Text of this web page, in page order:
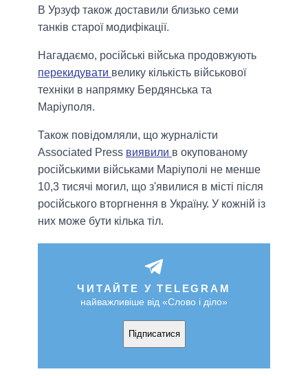
В Урзуф також доставили близько семи
танків старої модифікації.
Нагадаємо, російські війська продовжують
перекидувати велику кількість військової
техніки в напрямку Бердянська та
Маріуполя.
Також повідомляли, що журналісти
Associated Press виявили в окупованому
російськими військами Маріуполі не менше
10,3 тисячі могил, що з'явилися в місті після
російського вторгнення в Україну. У кожній із
них може бути кілька тіл.
ЧИТАЙТЕ У TELEGRAM
найважливіше від «Слово і діло»
Підписатися